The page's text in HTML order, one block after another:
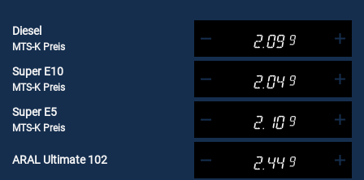
Diesel
MTS-K Preis 2.09 9
Super E10
MTS-K Preis 2.04 9
Super E5
MTS-K Preis 2.10 9
ARAL Ultimate 102 2.44 9